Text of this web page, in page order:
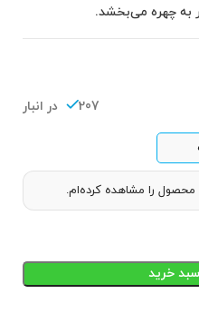
به چهره می‌بخشد.
207 در انبار
را مشاهده کرده‌ام.
خرید